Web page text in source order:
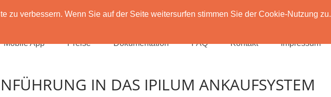
zu verbessern. Wenn Sie auf der Seite weitersurfen stimmen Sie der Cookie-Nutzung zu.
Mobile App Preise Dokumentation FAQ Kontakt Impressum
IN DAS IPILUM ANKAUFSYSTEM